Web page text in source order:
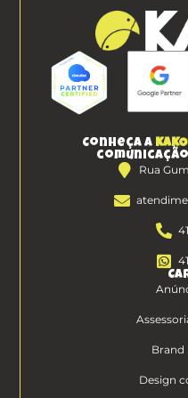
Conheça a
Rua
Brand
Design